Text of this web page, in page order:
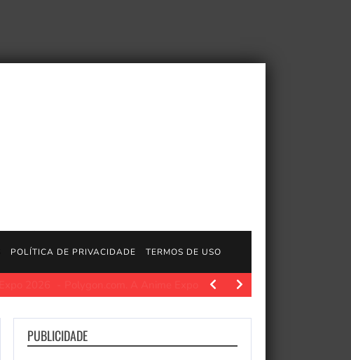
POLÍTICA DE PRIVACIDADE TERMOS DE USO
Polygon.com. A Anime Expo 2026 não faltou em anúncios…
PUBLICIDADE